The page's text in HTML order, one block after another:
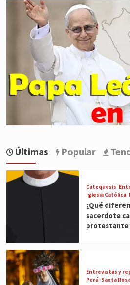
Últimas Popular
Catequesis
Iglesia Católica
¿Qué
sacerdote
Entrevistas y
Perú Santa